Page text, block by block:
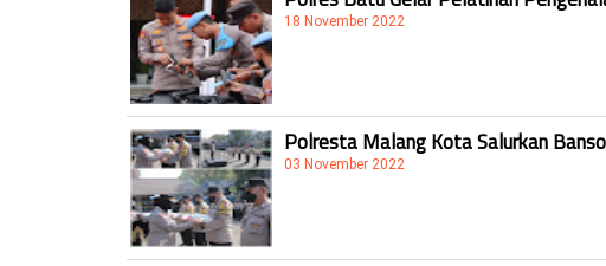
18 November 2022
Polresta Malang Kota Salurkan
03 November 2022